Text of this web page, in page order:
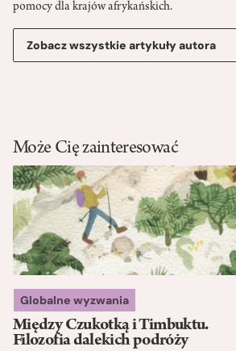
pomocy dla krajów afrykańskich.
Zobacz wszystkie artykuły autora
Może Cię zainteresować
Globalne wyzwania
Między Czukotką i Timbuktu.
Filozofia dalekich podróży